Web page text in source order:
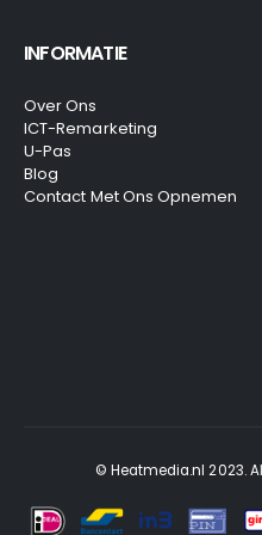
INFORMATIE
Over Ons
ICT-Remarketing
U-Pas
Blog
Contact Met Ons Opnemen
© Heatmedia.nl 2023.